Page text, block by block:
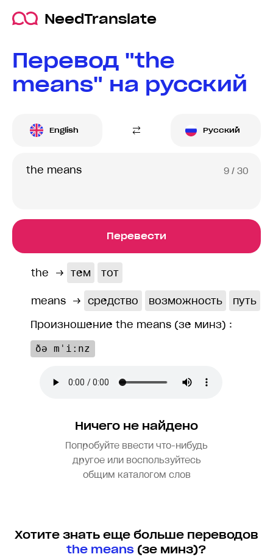
NeedTranslate
Перевод "the
means" на русский
English Русский
9 / 30
Перевести
the → тем тот
means → средство возможность
путь
Произношение the means (зе минз) :
ðə mˈiːnz
Ничего не найдено
Попробуйте ввести что-нибудь
другое или воспользуйтесь
общим каталогом слов
Хотите знать еще больше переводов
the means (зе минз)?